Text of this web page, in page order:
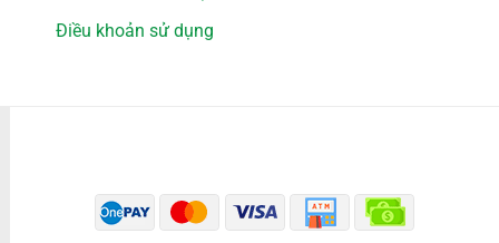
Điều khoản sử dụng